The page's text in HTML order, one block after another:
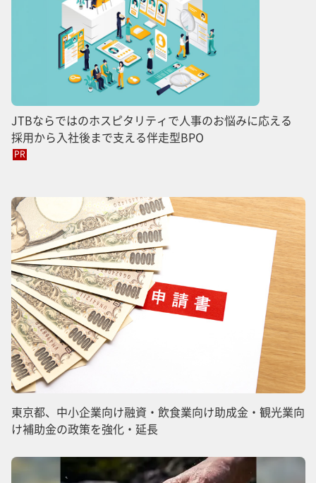
JTBならではのホスピタリティで人事のお悩みに応える
採用から入社後まで支える伴走型BPO
PR
東京都、中小企業向け融資・飲食業向け助成金・観光業向
け補助金の政策を強化・延長